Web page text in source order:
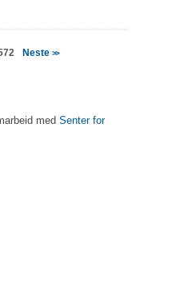
Neste >>
med Senter for